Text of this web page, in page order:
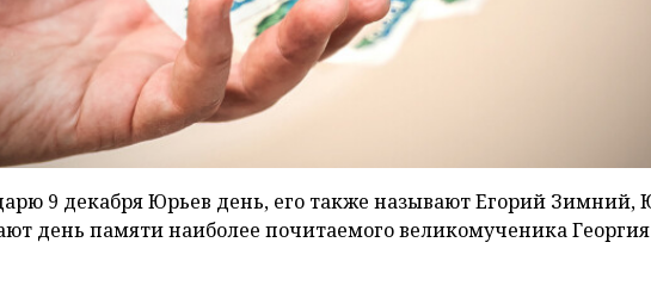
9 декабря Юрьев день, его также называют Егорий
день памяти наиболее почитаемого великомученика